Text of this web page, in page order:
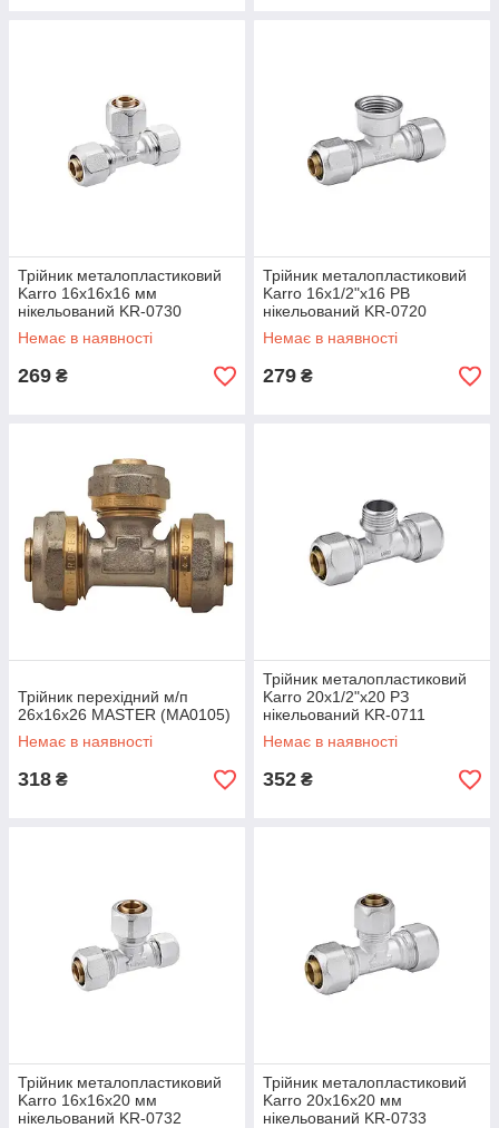
Трійник металопластиковий
Karro 16х16х16 мм
нікельований KR-0730
Немає в наявності
269 ₴
Трійник металопластиковий
Karro 16х1/2"х16 РВ
нікельований KR-0720
Немає в наявності
279 ₴
Трійник перехідний м/п
26x16x26 MASTER (MA0105)
Немає в наявності
318 ₴
Трійник металопластиковий
Karro 20х1/2"х20 РЗ
нікельований KR-0711
Немає в наявності
352 ₴
Трійник металопластиковий
Karro 16x16x20 мм
нікельований KR-0732
Трійник металопластиковий
Karro 20х16х20 мм
нікельований KR-0733